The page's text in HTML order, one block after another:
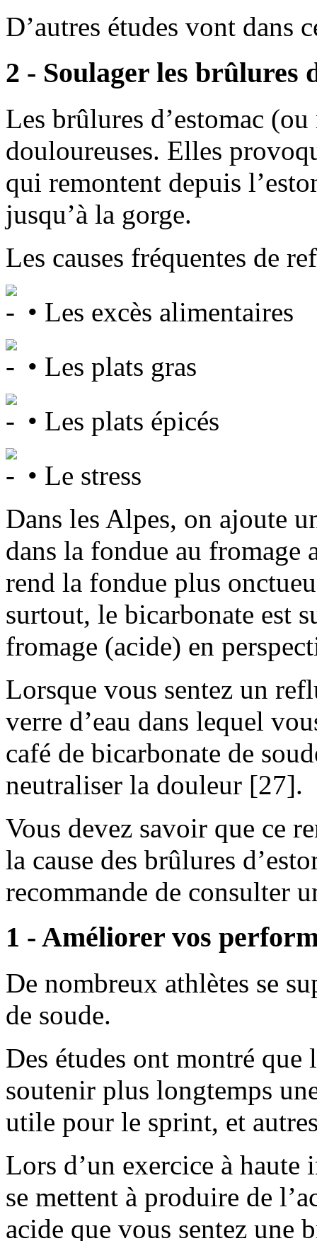
D’autres études vont dans
2 - Soulager les brûlures
Les brûlures d’estomac
douloureuses. Elles
qui remontent depuis
jusqu’à la gorge.
Les causes fréquentes de
• Les excès alimentaires
• Les plats gras
• Les plats épicés
• Le stress
Dans les Alpes, on ajoute
dans la fondue au fromage
rend la fondue plus
surtout, le bicarbonate est
fromage (acide) en
Lorsque vous sentez un
verre d’eau dans lequel
café de bicarbonate de
neutraliser la douleur [27].
Vous devez savoir que ce
la cause des brûlures
recommande de consulter
1 - Améliorer vos
De nombreux athlètes se
de soude.
Des études ont montré
soutenir plus longtemps
utile pour le sprint, et
Lors d’un exercice à
se mettent à produire de
acide que vous sentez une